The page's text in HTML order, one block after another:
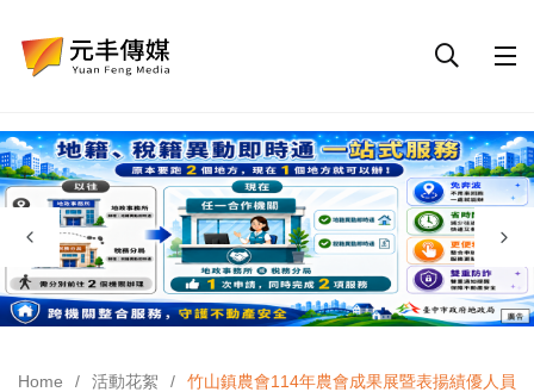
Home 活動花絮 竹山鎮農會114年農會成果展暨表揚績優人員